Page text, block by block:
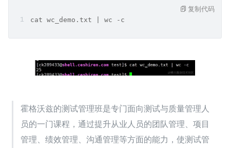
cat wc_demo.txt | wc -c
复制代码
霍格沃兹的测试管理班是专门面向测试与质量管理人
员的一门课程，通过提升从业人员的团队管理、项目
管理、绩效管理、沟通管理等方面的能力，使测试管